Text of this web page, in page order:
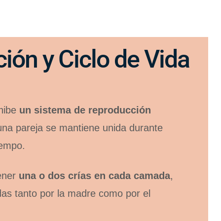
y Ciclo de Vida
un sistema de reproducción
pareja se mantiene unida durante
una o dos crías en cada camada,
tanto por la madre como por el